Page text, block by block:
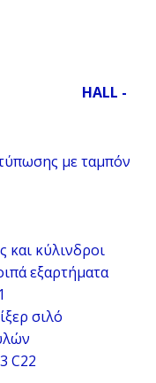
-
με ταμπόν
και κύλινδροι
εξαρτήματα
σιλό
υλών